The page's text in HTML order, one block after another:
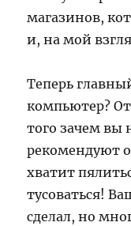
магазинов,
и, на мой
Теперь
компьютер?
того зачем вы
рекомендуют
хватит
тусоваться!
сделал, но